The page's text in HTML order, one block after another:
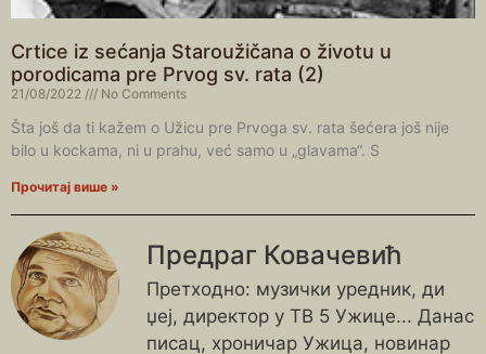
Crtice iz sećanja Staroužičana o životu u
porodicama pre Prvog sv. rata (2)
21/08/2022 No Comments
Šta još da ti kažem o Užicu pre Prvoga sv. rata šećera još nije
bilo u kockama, ni u prahu, već samo u „glavama“. S
Прочитај више »
Предраг Ковачевић
Претходно: музички уредник, ди
џеј, директор у ТВ 5 Ужице... Данас
писац, хроничар Ужица, новинар